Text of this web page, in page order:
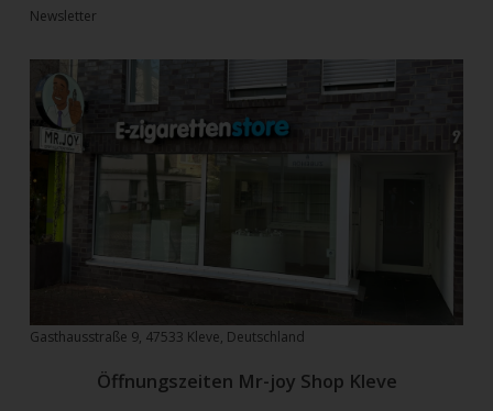
Newsletter
Gasthausstraße 9, 47533 Kleve, Deutschland
Öffnungszeiten Mr-joy Shop Kleve